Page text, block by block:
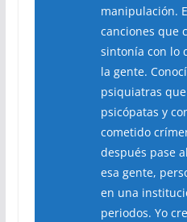
manipulación.
canciones que
sintonía con lo
la gente.
psiquiatras
psicópatas y
cometido
después pase
esa gente,
en una
periodos. Yo